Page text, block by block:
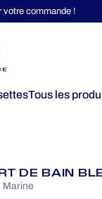
votre commande !
Tous les
DE BAIN
Marine